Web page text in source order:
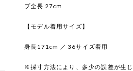
プ全長 27cm
【モデル着用サイズ】
身長171cm ／ 36サイズ着用
※採寸方法により、多少の誤差が生